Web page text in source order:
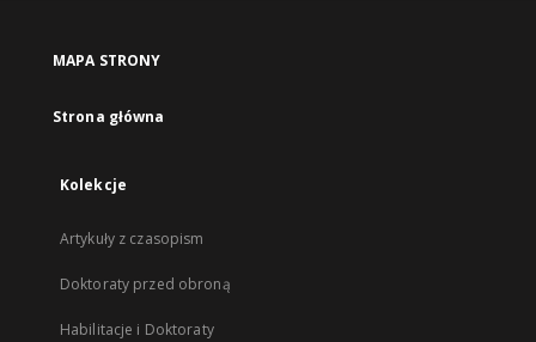
MAPA STRONY
Strona główna
Kolekcje
Artykuły z czasopism
Doktoraty przed obroną
Habilitacje i Doktoraty